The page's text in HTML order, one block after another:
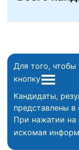
Для того,
кнопку
Кандидаты,
представлены
При нажатии на
искомая